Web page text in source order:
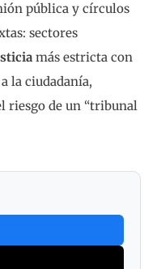
pública y círculos
sectores
más estricta con
la ciudadanía,
riesgo de un “tribunal